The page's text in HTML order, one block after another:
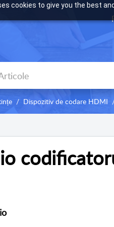
cookies to give you the best
Dispozitiv de codare HDMI